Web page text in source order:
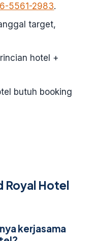
5561-2983.
target,
hotel +
butuh booking
Royal Hotel
kerjasama